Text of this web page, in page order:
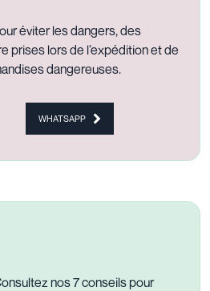
éviter les dangers, des
prises lors de l’expédition et de
dangereuses.
WHATSAPP
nos 7 conseils pour